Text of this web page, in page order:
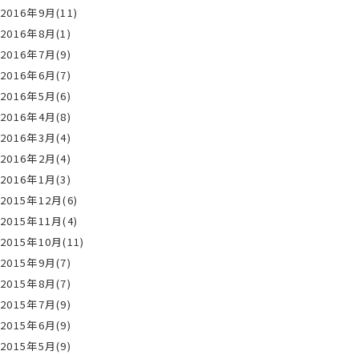
2016年9月(11)
2016年8月(1)
2016年7月(9)
2016年6月(7)
2016年5月(6)
2016年4月(8)
2016年3月(4)
2016年2月(4)
2016年1月(3)
2015年12月(6)
2015年11月(4)
2015年10月(11)
2015年9月(7)
2015年8月(7)
2015年7月(9)
2015年6月(9)
2015年5月(9)